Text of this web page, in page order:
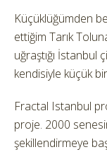
Küçüklüğümden
ettiğim Tarık
uğraştığı İstanbul
kendisiyle küçük
Fractal Istanbul
proje. 2000
şekillendirmeye